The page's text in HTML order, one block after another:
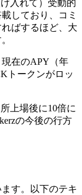
入れて）受動的
しており、コミ
ばするほど、大
在のAPY（年
トークンがロッ
上場後に10倍に
の今後の行方
す。以下のテキ